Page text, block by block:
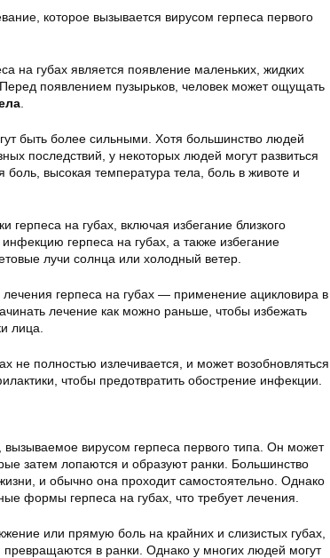
которое вызывается вирусом герпеса первого
на губах является появление маленьких, жидких
появлением пузырьков, человек может ощущать
быть более сильными. Хотя большинство людей
последствий, у некоторых людей могут развиться
высокая температура тела, боль в животе и
герпеса на губах, включая избегание близкого
герпеса на губах, а также избегание
лучи солнца или холодный ветер.
герпеса на губах — применение ацикловира в
лечение как можно раньше, чтобы избежать
лица.
не полностью излечивается, и может возобновляться
чтобы предотвратить обострение инфекции.
вызываемое вирусом герпеса первого типа. Он может
затем лопаются и образуют ранки. Большинство
и обычно она проходит самостоятельно. Однако
формы герпеса на губах, что требует лечения.
или прямую боль на крайних и слизистых губах,
превращаются в ранки. Однако у многих людей могут